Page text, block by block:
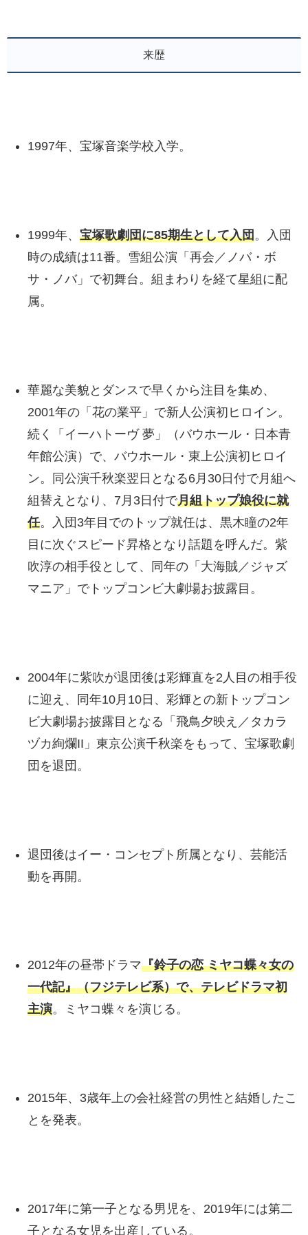
来歴
1997年、宝塚音楽学校入学。
1999年、 宝塚歌劇団に85期生として入団。入団
時の成績は11番。雪組公演「再会／ノバ・ボ
サ・ノバ」で初舞台。組まわりを経て星組に配
属。
華麗な美貌とダンスで早くから注目を集め、
2001年の「花の業平」で新人公演初ヒロイン。
続く「イーハトーヴ 夢」（バウホール・日本青
年館公演）で、バウホール・東上公演初ヒロイ
ン。同公演千秋楽翌日となる6月30日付で月組へ
組替えとなり、7月3日付で月組トップ娘役に就
任。入団3年目でのトップ就任は、黒木瞳の2年
目に次ぐスピード昇格となり話題を呼んだ。紫
吹淳の相手役として、同年の「大海賊／ジャズ
マニア」でトップコンビ大劇場お披露目。
2004年に紫吹が退団後は彩輝直を2人目の相手役
に迎え、同年10月10日、彩輝との新トップコン
ビ大劇場お披露目となる「飛鳥夕映え／タカラ
ヅカ絢爛II」東京公演千秋楽をもって、宝塚歌劇
団を退団。
退団後はイー・コンセプト所属となり、芸能活
動を再開。
2012年の昼帯ドラマ『鈴子の恋 ミヤコ蝶々女の
一代記』（フジテレビ系）で、テレビドラマ初
主演。ミヤコ蝶々を演じる。
2015年、3歳年上の会社経営の男性と結婚したこ
とを発表。
2017年に第一子となる男児を、2019年には第二
子となる女児を出産している。